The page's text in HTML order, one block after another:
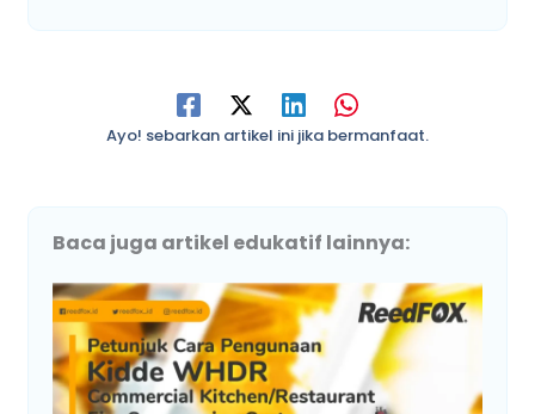
Ayo! sebarkan artikel ini jika bermanfaat.
Baca juga artikel edukatif lainnya: